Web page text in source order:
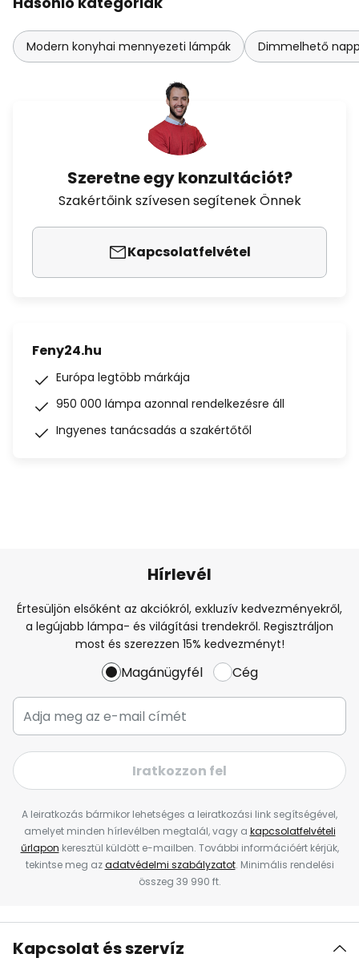
Modern konyhai mennyezeti lámpák Dimmelhető
Szeretne egy konzultációt?
Szakértőink szívesen segítenek Önnek
Kapcsolatfelvétel
Feny24.hu
Európa legtöbb márkája
950 000 lámpa azonnal rendelkezésre áll
Ingyenes tanácsadás a szakértőtől
Hírlevél
Értesüljön elsőként az akciókról, exkluzív kedvezményekről,
a legújabb lámpa- és világítási trendekről. Regisztráljon
most és szerezzen 15% kedvezményt!
Magánügyfél Cég
Iratkozzon fel
A leiratkozás bármikor lehetséges a leiratkozási link segítségével,
amelyet minden hírlevélben megtalál, vagy a kapcsolatfelvételi
űrlapon keresztül küldött e-mailben. További információért kérjük,
tekintse meg azadatvédelmi szabályzatot. Minimális rendelési
összeg 39 990 ft.
Kapcsolat és szervíz